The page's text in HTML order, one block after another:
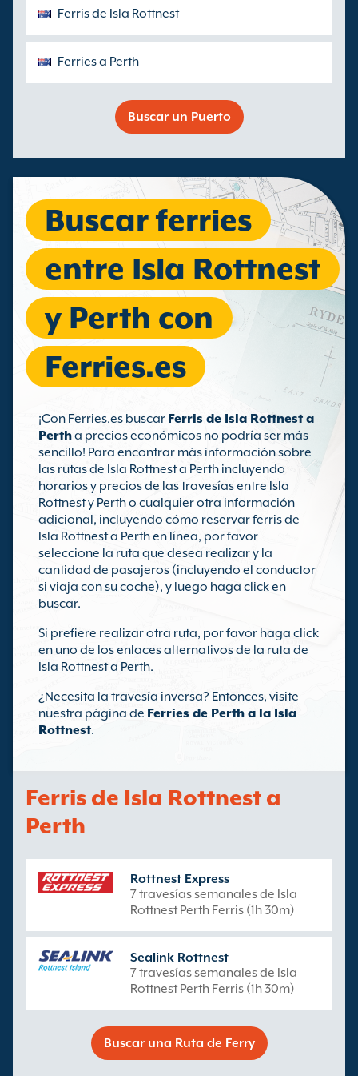
Ferris de Isla Rottnest
Ferries a Perth
Buscar un Puerto
Buscar ferries
entre Isla Rottnest
y Perth con
Ferries.es
¡Con Ferries.es buscar Ferris de Isla Rottnest a
Pertha precios económicos no podría ser más
sencillo! Para encontrar más información sobre
las rutas de Isla Rottnest a Perth incluyendo
horarios y precios de las travesías entre Isla
Rottnest y Perth o cualquier otra información
adicional, incluyendo cómo reservar ferris de
Isla Rottnest a Perth en línea, por favor
seleccione la ruta que desea realizar y la
cantidad de pasajeros (incluyendo el conductor
si viaja con su coche), y luego haga click en
buscar.
Si prefiere realizar otra ruta, por favor haga click
en uno de los enlaces alternativos de la ruta de
Isla Rottnest a Perth.
¿Necesita la travesía inversa? Entonces, visite
nuestra página de Ferries de Perth a la Isla
Rottnest.
Ferris de Isla Rottnest a
Perth
Rottnest Express
7 travesías semanales de Isla
Rottnest Perth Ferris (1h 30m)
Sealink Rottnest
7 travesías semanales de Isla
Rottnest Perth Ferris (1h 30m)
Buscar una Ruta de Ferry